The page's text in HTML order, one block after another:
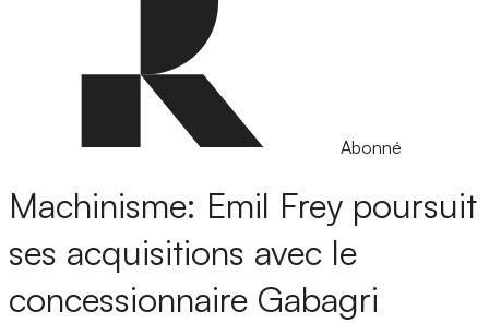
Abonné
Machinisme: Emil Frey poursuit
ses acquisitions avec le
concessionnaire Gabagri